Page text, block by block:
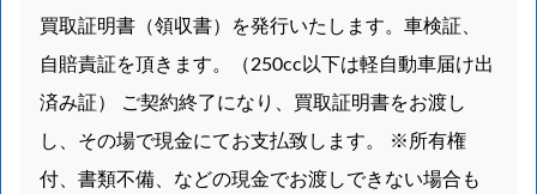
買取証明書（領収書）を発行いたします。車検証、
自賠責証を頂きます。（250cc以下は軽自動車届け出
済み証） ご契約終了になり、買取証明書をお渡し
し、その場で現金にてお支払致します。 ※所有権
付、書類不備、などの現金でお渡しできない場合も